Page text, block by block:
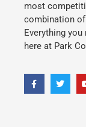
most
combination of
Everything
here at Park